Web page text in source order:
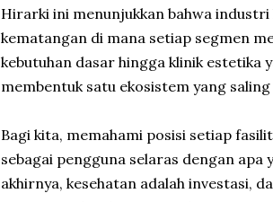
Hirarki ini menunjukkan bahwa
kematangan di mana setiap segmen
kebutuhan dasar hingga klinik estetika
membentuk satu ekosistem yang
Bagi kita, memahami posisi setiap
sebagai pengguna selaras dengan apa
akhirnya, kesehatan adalah investasi,